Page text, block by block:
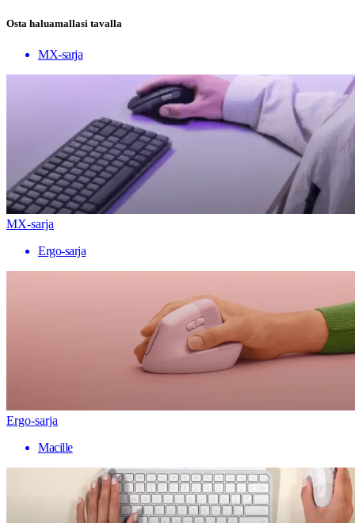
Osta haluamallasi tavalla
MX-sarja
MX-sarja
Ergo-sarja
Ergo-sarja
Macille